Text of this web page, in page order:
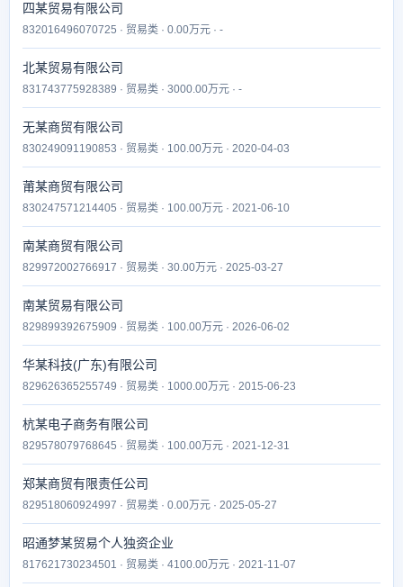
四某贸易有限公司
832016496070725 · 贸易类 · 0.00万元 · -
北某贸易有限公司
831743775928389 · 贸易类 · 3000.00万元 · -
无某商贸有限公司
830249091190853 · 贸易类 · 100.00万元 · 2020-04-03
莆某商贸有限公司
830247571214405 · 贸易类 · 100.00万元 · 2021-06-10
南某商贸有限公司
829972002766917 · 贸易类 · 30.00万元 · 2025-03-27
南某贸易有限公司
829899392675909 · 贸易类 · 100.00万元 · 2026-06-02
华某科技(广东)有限公司
829626365255749 · 贸易类 · 1000.00万元 · 2015-06-23
杭某电子商务有限公司
829578079768645 · 贸易类 · 100.00万元 · 2021-12-31
郑某商贸有限责任公司
829518060924997 · 贸易类 · 0.00万元 · 2025-05-27
昭通梦某贸易个人独资企业
817621730234501 · 贸易类 · 4100.00万元 · 2021-11-07